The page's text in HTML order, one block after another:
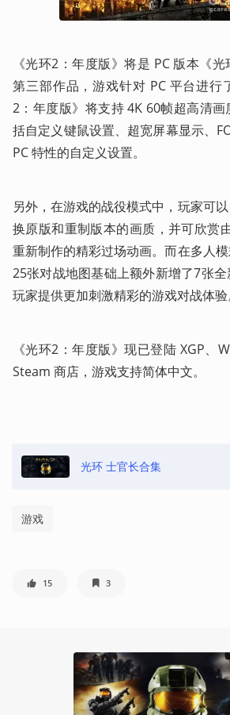
《光环2：年度版》将是 PC 版本《
第三部作品，游戏针对 PC 平台进行
2：年度版》将支持 4K 60帧超高清
括自定义键鼠设置、超宽屏幕显示、
PC 特性的自定义设置。
另外，在游戏的战役模式中，玩家可
换原版和重制版本的画质，并可欣赏
重新制作的精彩过场动画。而在多人
25张对战地图基础上额外新增了7张
玩家提供更加刺激精彩的游戏对战体验
《光环2：年度版》现已登陆 XGP、
Steam 商店，游戏支持简体中文。
光环 士官长合集
游戏
15 3